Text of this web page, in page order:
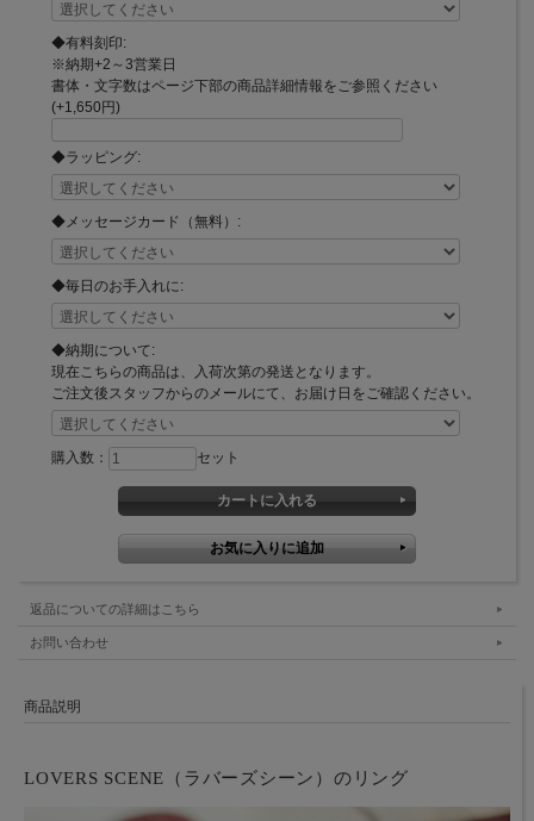
◆有料刻印:
※納期+2～3営業日
書体・文字数はページ下部の商品詳細情報をご参照ください
(+1,650円)
◆ラッピング:
◆メッセージカード（無料）:
◆毎日のお手入れに:
◆納期について:
現在こちらの商品は、入荷次第の発送となります。
ご注文後スタッフからのメールにて、お届け日をご確認ください。
購入数： セット
返品についての詳細はこちら
お問い合わせ
商品説明
LOVERS SCENE（ラバーズシーン）のリング